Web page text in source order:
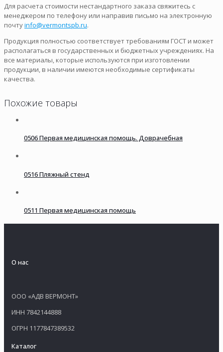
Для расчета стоимости нестандартного заказа свяжитесь с
менеджером по телефону или направив письмо на электронную
почтуinfo@vermontspb.ru.
Продукция полностью соответствует требованиям ГОСТ и может
располагаться в государственных и бюджетных учреждениях. На
все материалы, которые используются при изготовлении
продукции, в наличии имеются необходимые сертификаты
качества.
Похожие товары
0506 Первая медицинская помощь. Доврачебная
0516 Пляжный стенд
0511 Первая медицинская помощь
О нас
ООО «АДВ ВЕРМОНТ»
ИНН 7842144888
ОГРН 1177847389532
Каталог